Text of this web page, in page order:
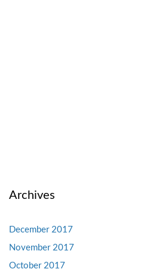
Archives
December 2017
November 2017
October 2017